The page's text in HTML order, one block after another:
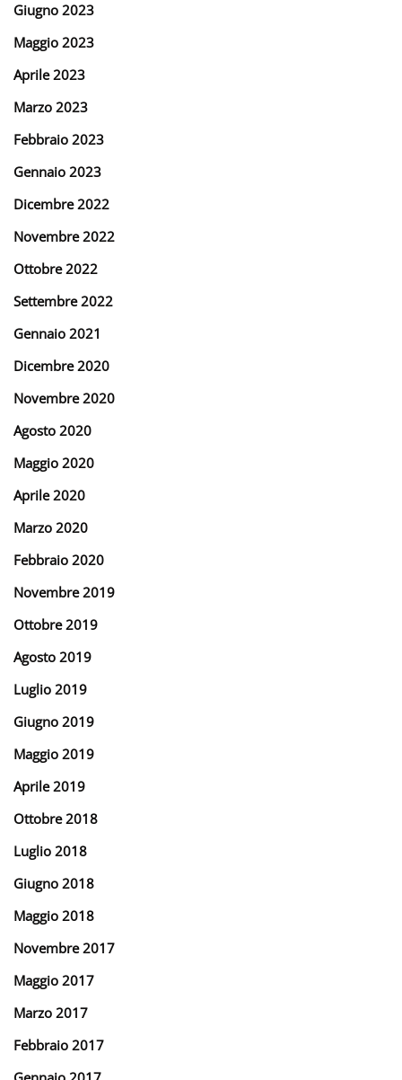
Giugno 2023
Maggio 2023
Aprile 2023
Marzo 2023
Febbraio 2023
Gennaio 2023
Dicembre 2022
Novembre 2022
Ottobre 2022
Settembre 2022
Gennaio 2021
Dicembre 2020
Novembre 2020
Agosto 2020
Maggio 2020
Aprile 2020
Marzo 2020
Febbraio 2020
Novembre 2019
Ottobre 2019
Agosto 2019
Luglio 2019
Giugno 2019
Maggio 2019
Aprile 2019
Ottobre 2018
Luglio 2018
Giugno 2018
Maggio 2018
Novembre 2017
Maggio 2017
Marzo 2017
Febbraio 2017